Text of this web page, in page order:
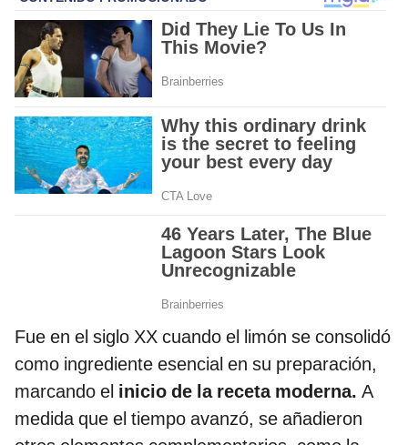
Fue en el siglo XX cuando el limón se consolidó
como ingrediente esencial en su preparación,
marcando el inicio de la receta moderna. A
medida que el tiempo avanzó, se añadieron